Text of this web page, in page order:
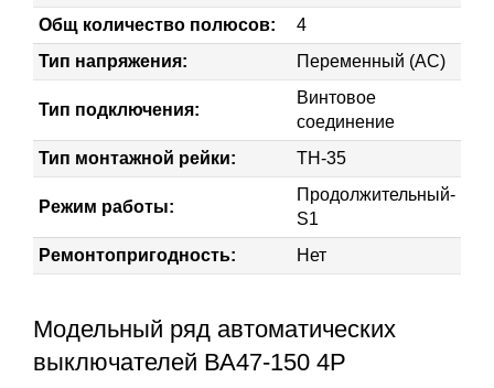
Общ количество полюсов:
4
Тип напряжения:
Переменный (AC)
Тип подключения:
Винтовое
соединение
Тип монтажной рейки:
ТН-35
Режим работы:
Продолжительный-
S1
Ремонтопригодность:
Нет
Модельный ряд автоматических
выключателей ВА47-150 4Р